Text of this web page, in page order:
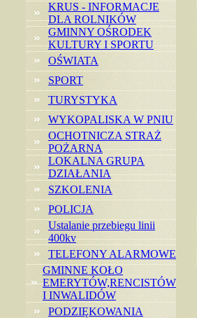
KRUS - INFORMACJE
DLA ROLNIKÓW
GMINNY OŚRODEK
KULTURY I SPORTU
OŚWIATA
SPORT
TURYSTYKA
WYKOPALISKA W PNIU
OCHOTNICZA STRAŻ
POŻARNA
LOKALNA GRUPA
DZIAŁANIA
SZKOLENIA
POLICJA
Ustalanie przebiegu linii
400kv
TELEFONY ALARMOWE
GMINNE KOŁO
EMERYTÓW,RENCISTÓW
I INWALIDÓW
PODZIĘKOWANIA